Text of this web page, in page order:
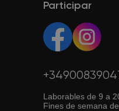
Participar
Laborables de 9 a
Fines de semana